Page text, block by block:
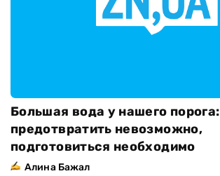
Большая вода у нашего порога:
предотвратить невозможно,
подготовиться необходимо
Алина Бажал